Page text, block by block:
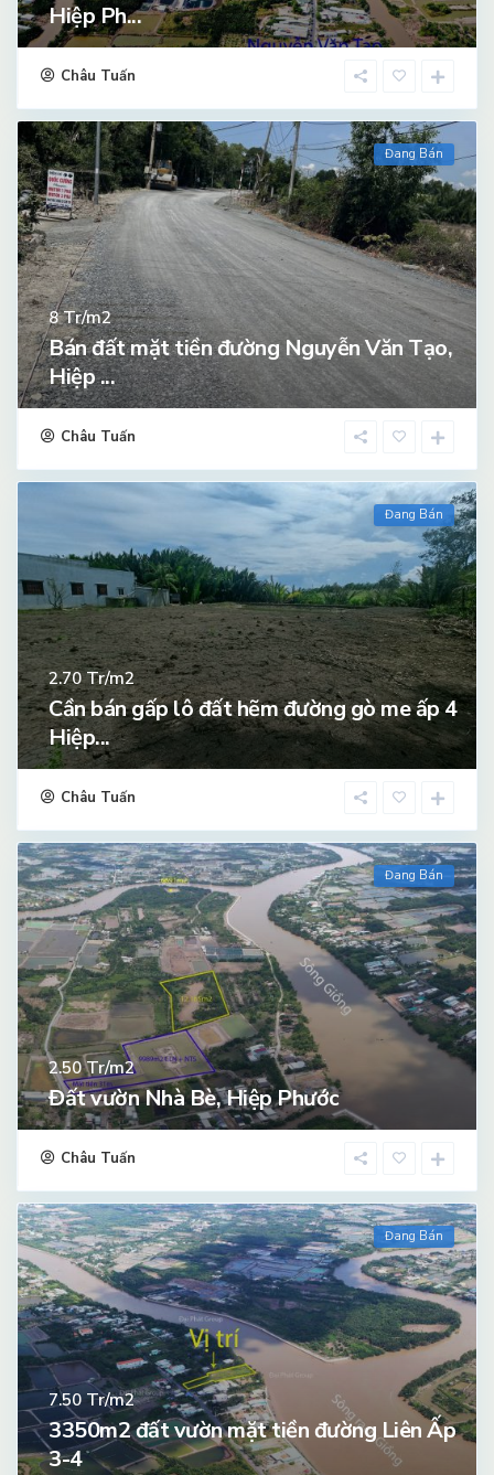
Hiệp Ph...
Châu Tuấn
Đang Bán
8Tr/m2
Bán đất mặt tiền đường Nguyễn Văn Tạo,
Hiệp ...
Châu Tuấn
Đang Bán
2.70Tr/m2
Cần bán gấp lô đất hẽm đường gò me ấp 4
Hiệp...
Châu Tuấn
Đang Bán
2.50Tr/m2
Đất vườn Nhà Bè, Hiệp Phước
Châu Tuấn
Đang Bán
7.50Tr/m2
3350m2 đất vườn mặt tiền đường Liên Ấp
3-4